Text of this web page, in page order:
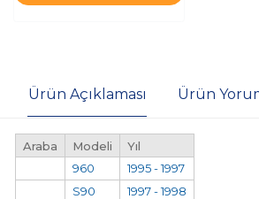
Ürün Açıklaması Ürün
Araba Modeli
Yıl
960
1995 - 1997
S90
1997 - 1998